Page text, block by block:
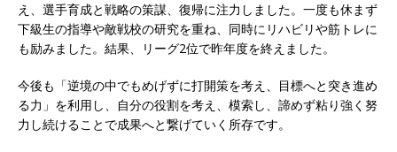
500万スタート ｜ 土日祝休み ｜ 東京勤務 ｜ ク
オンツ・コンサルティング
体育会積極採用企
[ 2026年5月14日 ] 【 28卒 ｜ ES自動合格!! 】 文
え、選手育成と戦略の策謀、復帰に注力しました。一度も休まず
下級生の指導や敵戦校の研究を重ね、同時にリハビリや筋トレに
も励みました。結果、リーグ2位で昨年度を終えました。
今後も「逆境の中でもめげずに打開策を考え、目標へと突き進め
る力」を利用し、自分の役割を考え、模索し、諦めず粘り強く努
力し続けることで成果へと繋げていく所存です。